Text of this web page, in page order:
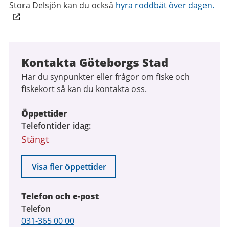
Stora Delsjön kan du också hyra roddbåt över dagen.
Kontakta Göteborgs Stad
Har du synpunkter eller frågor om fiske och
fiskekort så kan du kontakta oss.
Öppettider
Telefontider idag
Stängt
Visa fler öppettider
Telefon och e-post
Telefon
031-365 00 00